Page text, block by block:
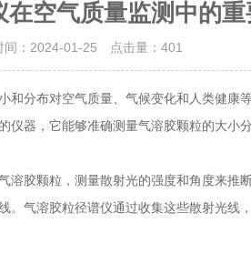
在空气质量监测中的
：2024-01-25 点击量： 401
分布对空气质量、气候变化和人类健康
仪器，它能够准确测量气溶胶颗粒的大小
溶胶颗粒，测量散射光的强度和角度来推
气溶胶粒径谱仪通过收集这些散射光线